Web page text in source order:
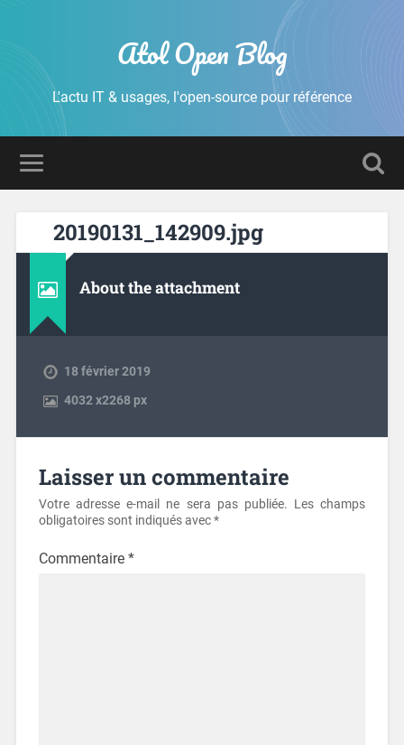
Atol Open Blog
L'actu IT & usages, l'open-source pour référence
20190131_142909.jpg
About the attachment
18 février 2019
4032x2268 px
Laisser un commentaire
Votre adresse e-mail ne sera pas publiée. Les champs
obligatoires sont indiqués avec*
Commentaire *